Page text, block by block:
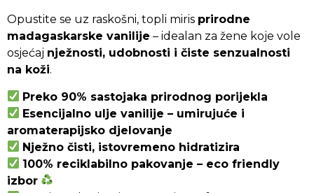
Opustite se uz raskošni, topli miris prirodne
madagaskarske vanilije – idealan za žene koje vole
osjećaj nježnosti, udobnosti i čiste senzualnosti
na koži.
Preko 90% sastojaka prirodnog porijekla
Esencijalno ulje vanilije – umirujuće i
aromaterapijsko djelovanje
Nježno čisti, istovremeno hidratizira
100% reciklabilno pakovanje – eco friendly
izbor